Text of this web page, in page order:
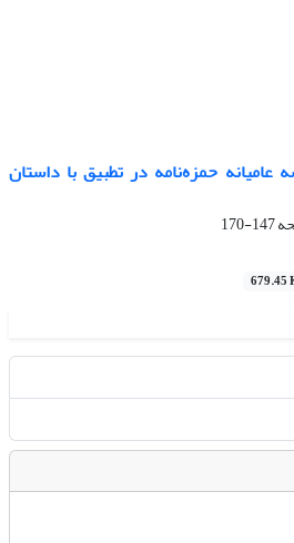
عامیانه حمزه‌نامه در تطبیق با داستان
147-170
679.45